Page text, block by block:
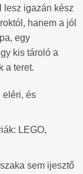
lesz igazán kész
hanem a jól
egy
kis tároló a
a teret.
eléri, és
LEGO,
sem ijesztő